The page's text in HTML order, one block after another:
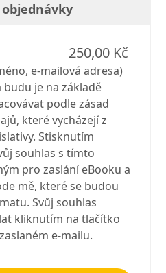
250,00 Kč
e-mailová adresa)
budu je na základě
podle zásad
které vycházejí z
Stisknutím
souhlas s tímto
pro zaslání eBooku a
mě, které se budou
Svůj souhlas
kliknutím na tlačítko
e-mailu.